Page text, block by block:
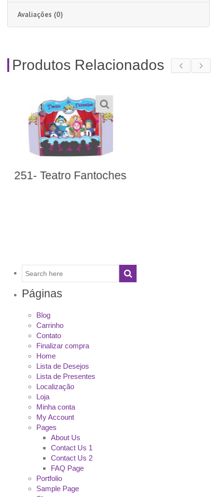
Avaliações (0)
Produtos Relacionados
Páginas
Blog
Carrinho
Contato
Finalizar compra
Home
Lista de Desejos
Lista de Presentes
Localização
Loja
Minha conta
My Account
Pages
About Us
Contact Us 1
Contact Us 2
FAQ Page
Portfolio
Sample Page